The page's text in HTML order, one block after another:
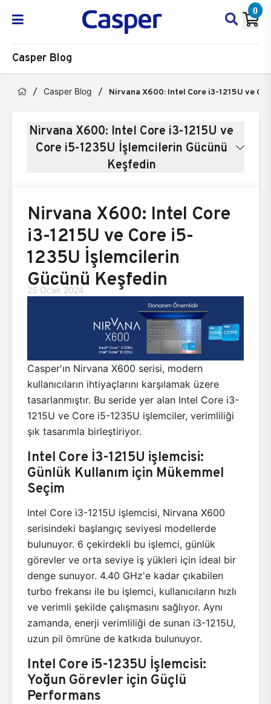
0
Casper Blog
Casper Blog Nirvana X600: Intel Core i3-1215U ve
Nirvana X600: Intel Core i3-1215U ve
Core i5-1235U İşlemcilerin Gücünü
Keşfedin
Nirvana X600: Intel Core
i3-1215U ve Core i5-
1235U İşlemcilerin
Gücünü Keşfedin
25 Ocak 2024
Casper'ın Nirvana X600 serisi, modern
kullanıcıların ihtiyaçlarını karşılamak üzere
tasarlanmıştır. Bu seride yer alan Intel Core i3-
1215U ve Core i5-1235U işlemciler, verimliliği
şık tasarımla birleştiriyor.
Intel Core İ3-1215U işlemcisi:
Günlük Kullanım için Mükemmel
Seçim
Intel Core i3-1215U işlemcisi, Nirvana X600
serisindeki başlangıç seviyesi modellerde
bulunuyor. 6 çekirdekli bu işlemci, günlük
görevler ve orta seviye iş yükleri için ideal bir
denge sunuyor. 4.40 GHz'e kadar çıkabilen
turbo frekansı ile bu işlemci, kullanıcıların hızlı
ve verimli şekilde çalışmasını sağlıyor. Aynı
zamanda, enerji verimliliği de sunan i3-1215U,
uzun pil ömrüne de katkıda bulunuyor.
Intel Core i5-1235U İşlemcisi:
Yoğun Görevler için Güçlü
Performans